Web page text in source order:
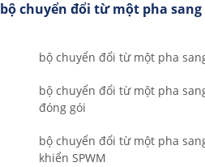
bộ chuyển đổi từ một pha sang
bộ chuyển đổi từ một pha
bộ chuyển đổi từ một pha
đóng gói
bộ chuyển đổi từ một pha
khiển SPWM